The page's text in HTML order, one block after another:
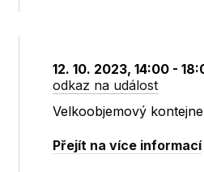
12. 10. 2023, 14:00 -
odkaz na událost
Velkoobjemový
Přejít na více informací